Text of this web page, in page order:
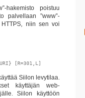
hakemisto poistuu
palvellaan ”www”-
niin sen voi
[R=301,L]
Siilon levytilaa.
käyttäjän web-
Siilon käyttöön